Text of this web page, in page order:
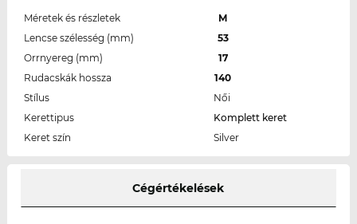
Méretek és részletek
M
Lencse szélesség (mm)
53
Orrnyereg (mm)
17
Rudacskák hossza
140
Stílus
Női
Kerettipus
Komplett keret
Keret szín
Silver
Cégértékelések